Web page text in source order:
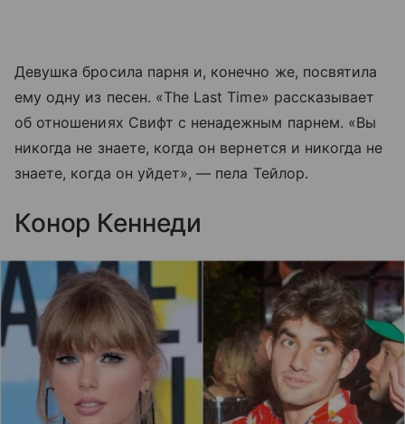
Девушка бросила парня и, конечно же, посвятила
ему одну из песен. «The Last Time» рассказывает
об отношениях Свифт с ненадежным парнем. «Вы
никогда не знаете, когда он вернется и никогда не
знаете, когда он уйдет», — пела Тейлор.
Конор Кеннеди